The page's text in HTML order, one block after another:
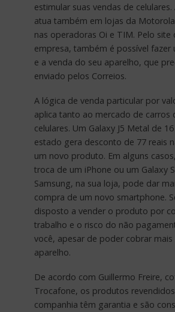
estimular suas vendas de
atua também em lojas da
nas operadoras Oi e TIM. Pelo site
empresa, também é possível fazer
e a venda do seu aparelho, que
enviado pelos Correios.
A lógica de venda particular por
aplica tanto ao mercado de carros
celulares. Um Galaxy J5 Metal de
estado gera desconto de 77 reais
um novo produto. Em alguns
troca de um iPhone ou um Galaxy
Samsung, na sua loja, pode dar
compra de um novo smartphone.
disposto a vender o produto por
trabalho e o risco do não
você, apesar de poder cobrar mais
aparelho.
De acordo com Guillermo Freire,
Trocafone, os produtos
companhia têm garantia e são